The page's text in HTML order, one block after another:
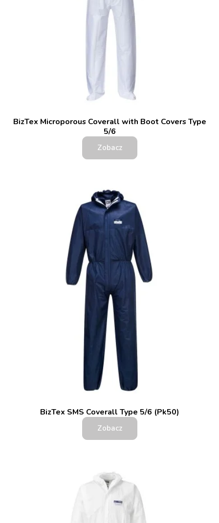
BizTex Microporous Coverall with Boot Covers Type
5/6
Zobacz
BizTex SMS Coverall Type 5/6 (Pk50)
Zobacz